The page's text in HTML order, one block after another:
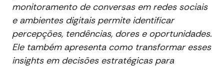
monitoramento de conversas em redes sociais
e ambientes digitais permite identificar
percepções, tendências, dores e oportunidades.
Ele também apresenta como transformar esses
insights em decisões estratégicas para